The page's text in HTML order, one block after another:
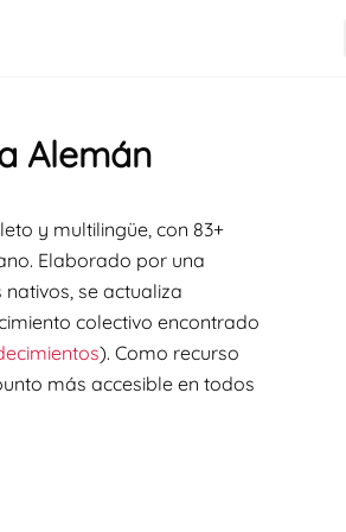
Alemán
y multilingüe, con 83+
Elaborado por una
se actualiza
colectivo encontrado
). Como recurso
más accesible en todos